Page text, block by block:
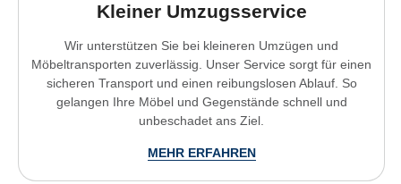
Kleiner Umzugsservice
Wir unterstützen Sie bei kleineren Umzügen und
Möbeltransporten zuverlässig. Unser Service sorgt für einen
sicheren Transport und einen reibungslosen Ablauf. So
gelangen Ihre Möbel und Gegenstände schnell und
unbeschadet ans Ziel.
MEHR ERFAHREN